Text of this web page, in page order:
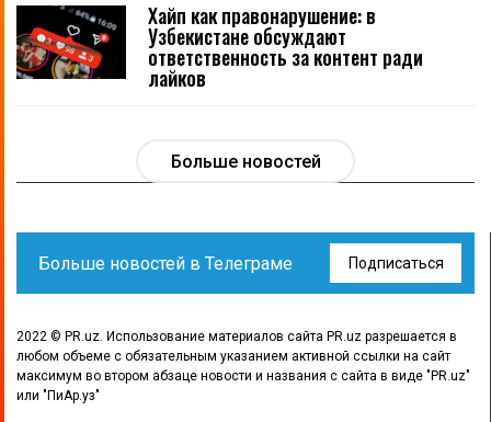
Хайп как правонарушение: в
Узбекистане обсуждают
ответственность за контент ради
лайков
Больше новостей
Больше новостей в Телеграме Подписаться
2022 © PR.uz. Использование материалов сайта PR.uz разрешается в
любом объеме с обязательным указанием активной ссылки на сайт
максимум во втором абзаце новости и названия с сайта в виде "PR.uz"
или "ПиАр.уз"